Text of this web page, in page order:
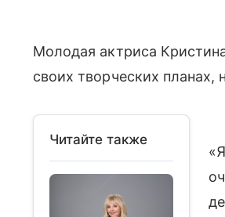
Молодая актриса
своих творческих
Читайте также